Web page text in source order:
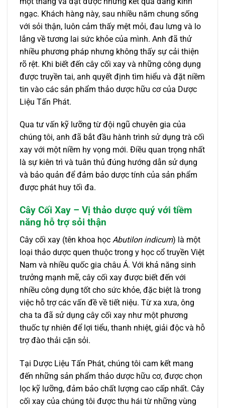
ngạc. Khách hàng này, sau nhiều năm chung sống
với sỏi thận, luôn cảm thấy mệt mỏi, đau lưng và lo
lắng về tương lai sức khỏe của mình. Anh đã thử
nhiều phương pháp nhưng không thấy sự cải thiện
rõ rệt. Khi biết đến cây cối xay và những công dụng
được truyền tai, anh quyết định tìm hiểu và đặt niềm
tin vào các sản phẩm thảo dược hữu cơ của Dược
Liệu Tấn Phát.
Qua tư vấn kỹ lưỡng từ đội ngũ chuyên gia của
chúng tôi, anh đã bắt đầu hành trình sử dụng trà cối
xay với một niềm hy vọng mới. Điều quan trọng nhất
là sự kiên trì và tuân thủ đúng hướng dẫn sử dụng
và bảo quản để đảm bảo dược tính của sản phẩm
được phát huy tối đa.
Cây Cối Xay – Vị thảo dược quý với tiềm
năng hỗ trợ sỏi thận
Cây cối xay (tên khoa học Abutilon indicum) là một
loại thảo dược quen thuộc trong y học cổ truyền Việt
Nam và nhiều quốc gia châu Á. Với khả năng sinh
trưởng mạnh mẽ, cây cối xay được biết đến với
nhiều công dụng tốt cho sức khỏe, đặc biệt là trong
việc hỗ trợ các vấn đề về tiết niệu. Từ xa xưa, ông
cha ta đã sử dụng cây cối xay như một phương
thuốc tự nhiên để lợi tiểu, thanh nhiệt, giải độc và hỗ
trợ đào thải cặn sỏi.
Tại Dược Liệu Tấn Phát, chúng tôi cam kết mang
đến những sản phẩm thảo dược hữu cơ, được chọn
lọc kỹ lưỡng, đảm bảo chất lượng cao cấp nhất. Cây
cối xay của chúng tôi được thu hái từ những vùng